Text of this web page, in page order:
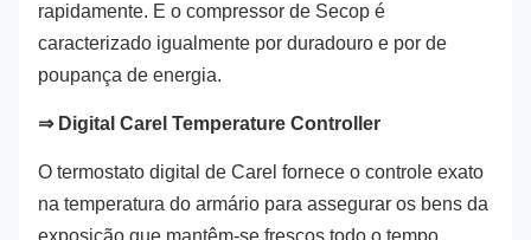
rapidamente. E o compressor de Secop é
caracterizado igualmente por duradouro e por de
poupança de energia.
⇒ Digital Carel Temperature Controller
O termostato digital de Carel fornece o controle exato
na temperatura do armário para assegurar os bens da
exposição que mantêm-se frescos todo o tempo.